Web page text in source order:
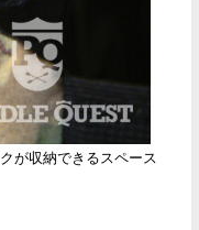
が収納できるスペース